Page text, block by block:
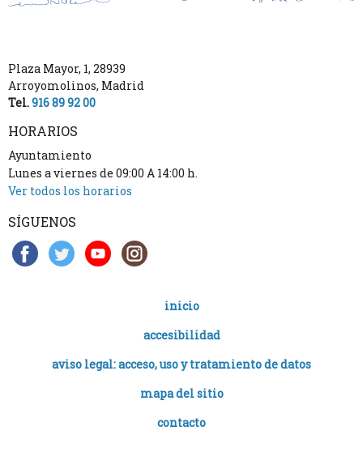
Plaza Mayor, 1, 28939
Arroyomolinos, Madrid
Tel.916 89 92 00
HORARIOS
Ayuntamiento
Lunes a viernes de 09:00 A 14:00 h.
Ver todos los horarios
SÍGUENOS
inicio
accesibilidad
aviso legal: acceso, uso y tratamiento de datos
mapa del sitio
contacto